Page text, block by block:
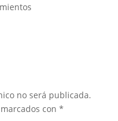
no será publicada.
con *